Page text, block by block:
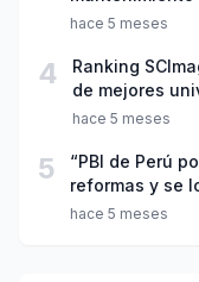
año escolar
hace 5 meses
4
Ranking
de mejores
hace 5 meses
5
“PBI de Perú
reformas y se
hace 5 meses